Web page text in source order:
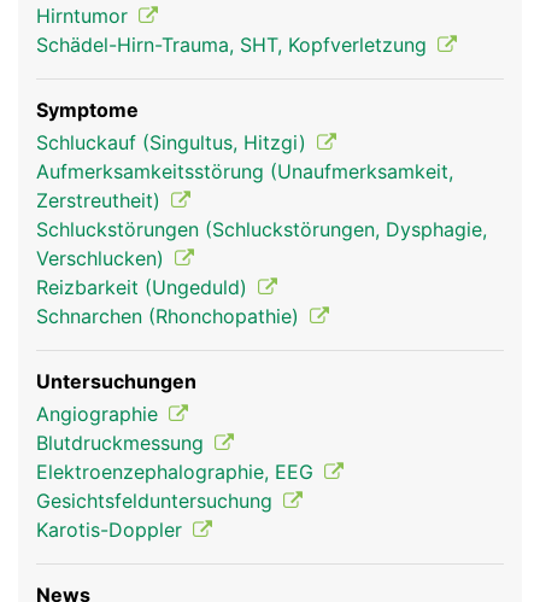
Mittelhirn Frau
Hirntumor
Schädel-Hirn-Trauma, SHT, Kopfverletzung
Symptome
Schluckauf (Singultus, Hitzgi)
Aufmerksamkeitsstörung (Unaufmerksamkeit,
Zerstreutheit)
Schluckstörungen (Schluckstörungen, Dysphagie,
Verschlucken)
Reizbarkeit (Ungeduld)
Schnarchen (Rhonchopathie)
Untersuchungen
Angiographie
Blutdruckmessung
Elektroenzephalographie, EEG
Gesichtsfelduntersuchung
Karotis-Doppler
News